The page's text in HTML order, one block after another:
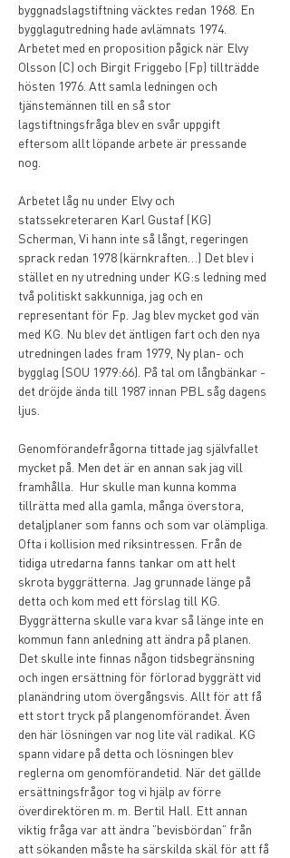
byggnadslagstiftning väcktes redan 1968. En
bygglagutredning hade avlämnats 1974.
Arbetet med en proposition pågick när Elvy
Olsson (C) och Birgit Friggebo (Fp) tillträdde
hösten 1976. Att samla ledningen och
tjänstemännen till en så stor
lagstiftningsfråga blev en svår uppgift
eftersom allt löpande arbete är pressande
nog.
Arbetet låg nu under Elvy och
statssekreteraren Karl Gustaf (KG)
Scherman, Vi hann inte så långt, regeringen
sprack redan 1978 (kärnkraften…) Det blev i
stället en ny utredning under KG:s ledning med
två politiskt sakkunniga, jag och en
representant för Fp. Jag blev mycket god vän
med KG. Nu blev det äntligen fart och den nya
utredningen lades fram 1979, Ny plan- och
bygglag (SOU 1979:66). På tal om långbänkar -
det dröjde ända till 1987 innan PBL såg dagens
ljus.
Genomförandefrågorna tittade jag självfallet
mycket på. Men det är en annan sak jag vill
framhålla.  Hur skulle man kunna komma
tillrätta med alla gamla, många överstora,
detaljplaner som fanns och som var olämpliga.
Ofta i kollision med riksintressen. Från de
tidiga utredarna fanns tankar om att helt
skrota byggrätterna. Jag grunnade länge på
detta och kom med ett förslag till KG.
Byggrätterna skulle vara kvar så länge inte en
kommun fann anledning att ändra på planen.
Det skulle inte finnas någon tidsbegränsning
och ingen ersättning för förlorad byggrätt vid
planändring utom övergångsvis. Allt för att få
ett stort tryck på plangenomförandet. Även
den här lösningen var nog lite väl radikal. KG
spann vidare på detta och lösningen blev
reglerna om genomförandetid. När det gällde
ersättningsfrågor tog vi hjälp av förre
överdirektören m. m. Bertil Hall. Ett annan
viktig fråga var att ändra ”bevisbördan” från
att sökanden måste ha särskilda skäl för att få